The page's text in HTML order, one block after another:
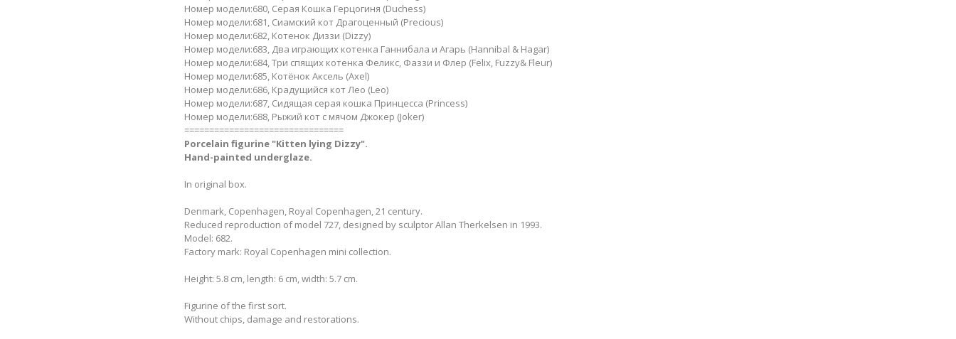
Номер модели:680, Серая Кошка Герцогиня (Duchess)
Номер модели:681, Сиамский кот Драгоценный (Precious)
Номер модели:682, Котенок Диззи (Dizzy)
Номер модели:683, Два играющих котенка Ганнибала и Агарь (Hannibal & Hagar)
Номер модели:684, Три спящих котенка Феликс, Фаззи и Флер (Felix, Fuzzy& Fleur)
Номер модели:685, Котёнок Аксель (Axel)
Номер модели:686, Крадущийся кот Лео (Leo)
Номер модели:687, Сидящая серая кошка​ Принцесса (Princess)
Номер модели:688, Рыжий кот с мячом Джокер (Joker)
================================
Porcelain figurine "Kitten lying Dizzy​".
Hand-painted underglaze.
In original box.
Denmark, Copenhagen, Royal Copenhagen, 21 century.
Reduced reproduction of model 727, designed by sculptor Allan Therkelsen in 1993.
Model: 682.
Factory mark: Royal Copenhagen mini collection.
Height: 5.8 cm, length: 6 cm, width: 5.7 cm.
Figurine of the first sort.
Without chips, damage and restorations.